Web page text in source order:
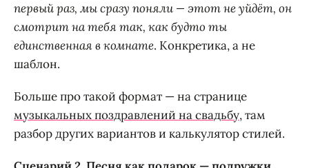
первый раз, мы сразу поняли — этот не уйдёт, он
смотрит на тебя так, как будто ты
единственная в комнате. Конкретика, а не
шаблон.
Больше про такой формат — на странице
музыкальных поздравлений на свадьбу, там
разбор других вариантов и калькулятор стилей.